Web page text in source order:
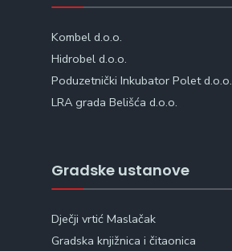
Kombel d.o.o.
Hidrobel d.o.o.
Poduzetnički Inkubator Polet d.o.o.
LRA grada Belišća d.o.o.
Gradske ustanove
Dječji vrtić Maslačak
Gradska knjižnica i čitaonica